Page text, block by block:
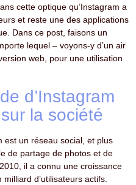
cette optique qu’Instagram a
et reste une des applications
Dans ce post, faisons un
lequel – voyons-y d’un air
web, pour une utilisation
d’Instagram
la société
est un réseau social, et plus
de partage de photos et de
il a connu une croissance
d’utilisateurs actifs.